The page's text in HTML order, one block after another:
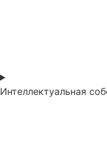
Интеллектуальная